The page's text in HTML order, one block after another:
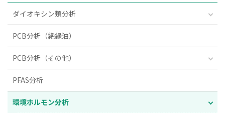
ダイオキシン類分析
PCB分析（絶縁油）
PCB分析（その他）
PFAS分析
環境ホルモン分析